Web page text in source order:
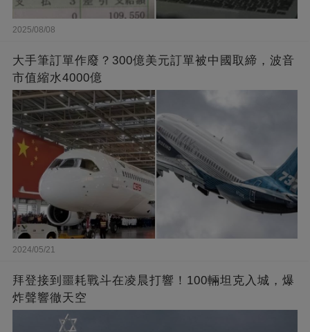
2025/08/08
大手筆訂單作廢？300億美元訂單被中國取締，波音
市值縮水4000億
2024/05/21
拜登接到噩耗戰斗在凌晨打響！100輛坦克入城，爆
炸聲響徹天空